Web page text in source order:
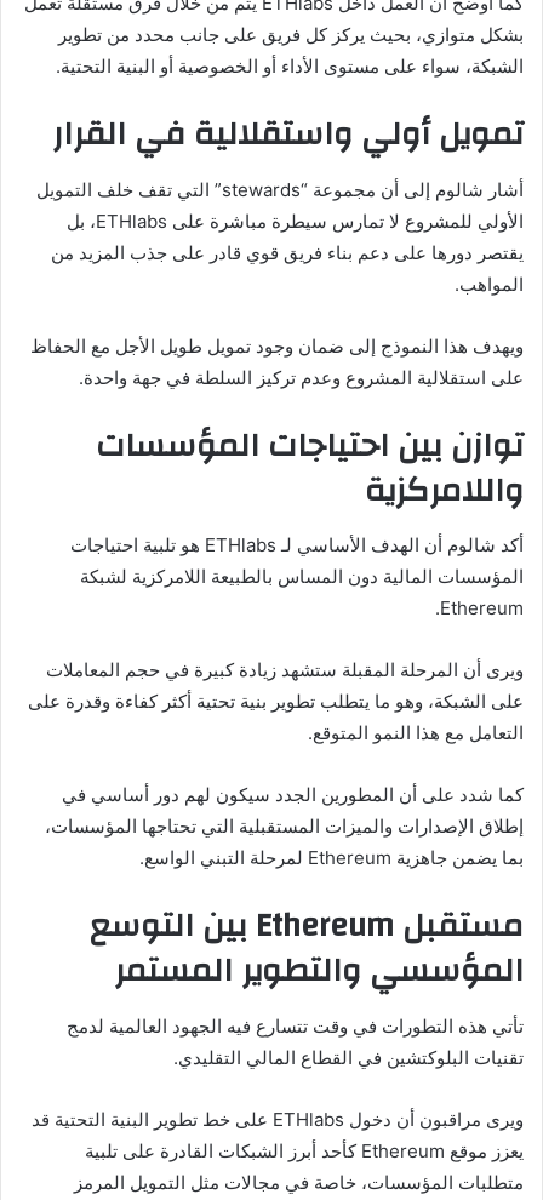
بشكل متوازي، بحيث يركز كل فريق على جانب محدد من تطوير
الشبكة، سواء على مستوى الأداء أو الخصوصية أو البنية التحتية.
تمويل أولي واستقلالية في القرار
أشار شالوم إلى أن مجموعة “stewards” التي تقف خلف التمويل
الأولي للمشروع لا تمارس سيطرة مباشرة على ETHlabs، بل
يقتصر دورها على دعم بناء فريق قوي قادر على جذب المزيد من
المواهب.
ويهدف هذا النموذج إلى ضمان وجود تمويل طويل الأجل مع الحفاظ
على استقلالية المشروع وعدم تركيز السلطة في جهة واحدة.
توازن بين احتياجات المؤسسات
واللامركزية
أكد شالوم أن الهدف الأساسي لـ ETHlabs هو تلبية احتياجات
المؤسسات المالية دون المساس بالطبيعة اللامركزية لشبكة
Ethereum.
ويرى أن المرحلة المقبلة ستشهد زيادة كبيرة في حجم المعاملات
على الشبكة، وهو ما يتطلب تطوير بنية تحتية أكثر كفاءة وقدرة على
التعامل مع هذا النمو المتوقع.
كما شدد على أن المطورين الجدد سيكون لهم دور أساسي في
إطلاق الإصدارات والميزات المستقبلية التي تحتاجها المؤسسات،
بما يضمن جاهزية Ethereum لمرحلة التبني الواسع.
مستقبل Ethereum بين التوسع
المؤسسي والتطوير المستمر
تأتي هذه التطورات في وقت تتسارع فيه الجهود العالمية لدمج
تقنيات البلوكتشين في القطاع المالي التقليدي.
ويرى مراقبون أن دخول ETHlabs على خط تطوير البنية التحتية قد
يعزز موقع Ethereum كأحد أبرز الشبكات القادرة على تلبية
متطلبات المؤسسات، خاصة في مجالات مثل التمويل المرمز